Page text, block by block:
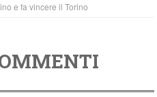
e fa vincere il Torino